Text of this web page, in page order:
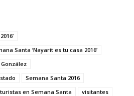
Santa ‘Nayarit es tu casa 2016’
Semana Santa 2016
turistas en Semana Santa visitantes